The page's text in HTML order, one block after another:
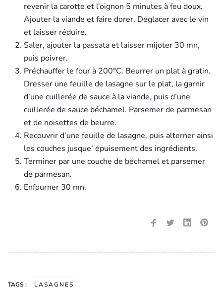
revenir la carotte et l’oignon 5 minutes à feu doux.
Ajouter la viande et faire dorer. Déglacer avec le vin
et laisser réduire.
Saler, ajouter la passata et laisser mijoter 30 mn,
puis poivrer.
Préchauffer le four à 200°C. Beurrer un plat à gratin.
Dresser une feuille de lasagne sur le plat, la garnir
d’une cuillerée de sauce à la viande, puis d’une
cuillerée de sauce béchamel. Parsemer de parmesan
et de noisettes de beurre.
Recouvrir d’une feuille de lasagne, puis alterner ainsi
les couches jusque’ épuisement des ingrédients.
Terminer par une couche de béchamel et parsemer
de parmesan.
Enfourner 30 mn.
TAGS : LASAGNES